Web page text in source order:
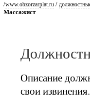
/www.obzorzarplat.ru /
Массажист
Описание
свои извинения.